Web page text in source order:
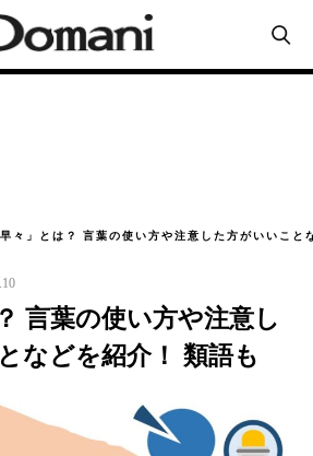
早々」とは？ 言葉の使い方や注意した方がいいこと
言葉の使い方や注意し
などを紹介！ 類語も